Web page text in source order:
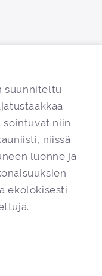
suunniteltu
sointuvat niin
niissä
luonne ja
ekolokisesti